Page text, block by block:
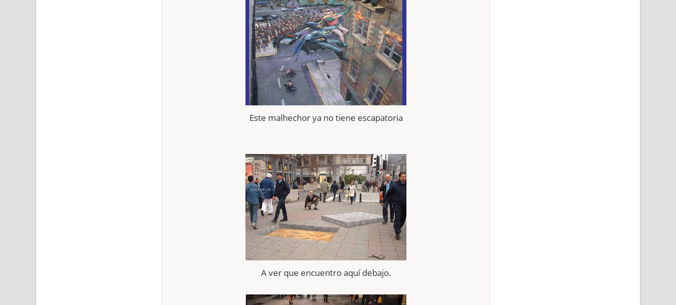
Este malhechor ya no tiene escapatoria
A ver que encuentroaquídebajo.